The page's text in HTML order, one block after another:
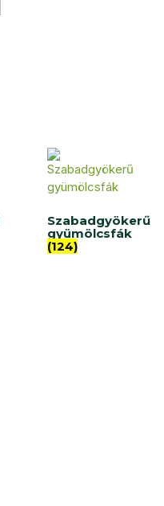
Szabadgyökerű
gyümölcsfák
(124)